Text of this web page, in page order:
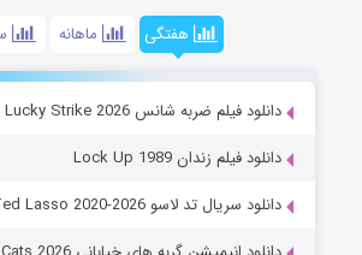
هفتگی ماهانه
دانلود فیلم ضربه شانس Lucky Strike 2026
دانلود فیلم زندان Lock Up 1989
دانلود سریال تد لاسو Ted Lasso 2020-2026